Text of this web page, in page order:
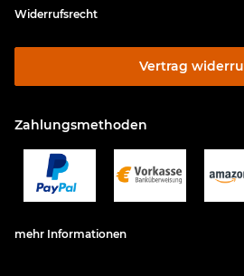
Widerrufsrecht
Vertrag
Zahlungsmethoden
mehr Informationen